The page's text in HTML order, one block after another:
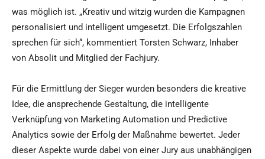
was möglich ist. „Kreativ und witzig wurden die Kampagnen
personalisiert und intelligent umgesetzt. Die Erfolgszahlen
sprechen für sich“, kommentiert Torsten Schwarz, Inhaber
von Absolit und Mitglied der Fachjury.
Für die Ermittlung der Sieger wurden besonders die kreative
Idee, die ansprechende Gestaltung, die intelligente
Verknüpfung von Marketing Automation und Predictive
Analytics sowie der Erfolg der Maßnahme bewertet. Jeder
dieser Aspekte wurde dabei von einer Jury aus unabhängigen